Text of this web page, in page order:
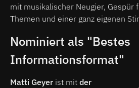
mit musikalischer Neugier, Gespür
Themen und einer ganz eigenen
Nominiert als "Bestes
Informationsformat"
Matti Geyer ist mit der